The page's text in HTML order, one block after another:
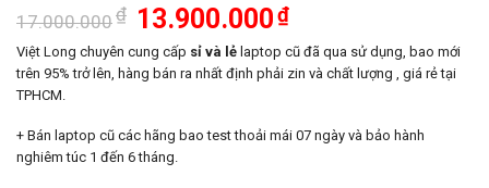
17.000.000₫ Giá
gốc
là:
17.000.000₫.
13.900.000₫Giá
tại
là:
13.900.000₫.
Việt Long chuyên cung cấp sỉ và lẻ laptop cũ đã qua sử dụng, bao mới
trên 95% trở lên, hàng bán ra nhất định phải zin và chất lượng , giá rẻ tại
TPHCM.
+ Bán laptop cũ các hãng bao test thoải mái 07 ngày và bảo hành
nghiêm túc 1 đến 6 tháng.